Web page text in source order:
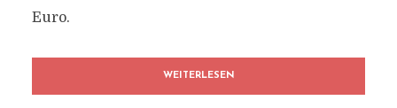
Euro.
WEITERLESEN